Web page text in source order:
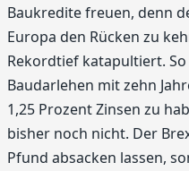
Baukredite freuen, denn
Europa den Rücken zu
Rekordtief katapultiert. So
Baudarlehen mit zehn
1,25 Prozent Zinsen zu
bisher noch nicht. Der
Pfund absacken lassen,